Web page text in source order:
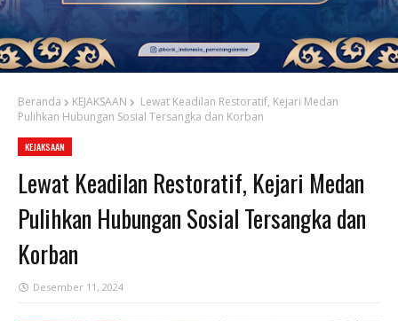
Beranda KEJAKSAAN
Lewat Keadilan Restoratif, Kejari Medan
Pulihkan Hubungan Sosial Tersangka dan Korban
KEJAKSAAN
Lewat Keadilan Restoratif, Kejari Medan
Pulihkan Hubungan Sosial Tersangka dan
Korban
Desember 11, 2024